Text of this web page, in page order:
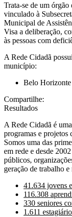
Trata-se de um órgão
vinculado à
Municipal de
Visa a deliberação,
às pessoas com
A Rede Cidadã
município:
Belo
Compartilhe:
Resultados
A Rede Cidadã é
programas e projetos
Somos uma das
em rede e desde
públicos,
geração de trabalho e
41.634 jovens
116.308
330 seniores
1.611